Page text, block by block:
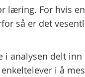
læring. For hvis
så er det
i analysen delt
i å